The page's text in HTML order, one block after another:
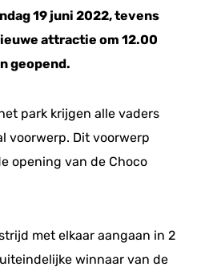
19 juni 2022, tevens
attractie om 12.00
geopend.
park krijgen alle vaders
voorwerp. Dit voorwerp
opening van de Choco
met elkaar aangaan in 2
winnaar van de